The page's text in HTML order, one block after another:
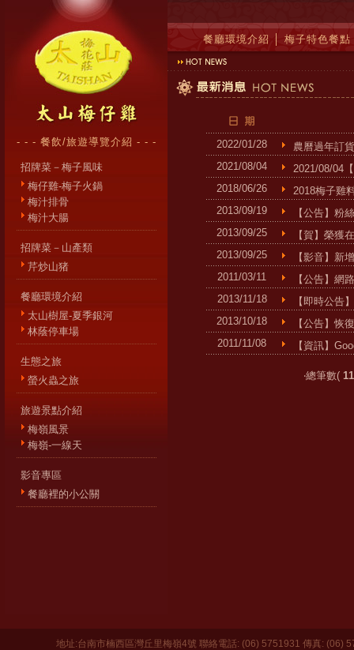
- - - 餐飲/旅遊導覽介紹 - - -
招牌菜－梅子風味
梅仔雞-梅子火鍋
梅汁排骨
梅汁大腸
招牌菜－山產類
芹炒山猪
餐廳環境介紹
太山樹屋-夏季銀河
林蔭停車場
生態之旅
螢火蟲之旅
旅遊景點介紹
梅嶺風景
梅嶺-一線天
影音專區
餐廳裡的小公關
餐廳環境介紹 梅子特色餐點
2022/01/28
農曆過年訂
2021/08/04
2021/08/04
2018/06/26
2018梅子雞
2013/09/19
【公告】粉
2013/09/25
【賀】榮獲
2013/09/25
【影音】新
2011/03/11
【公告】網
2013/11/18
【即時公告
2013/10/18
【公告】恢
2011/11/08
【資訊】
‧總筆數( 11
地址:台南市楠西區灣丘里梅嶺4號 聯絡電話: (06) 5751931 傳真: